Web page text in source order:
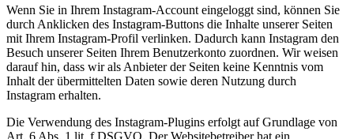
Wenn Sie in Ihrem Instagram-Account eingeloggt sind, können Sie
durch Anklicken des Instagram-Buttons die Inhalte unserer Seiten
mit Ihrem Instagram-Profil verlinken. Dadurch kann Instagram den
Besuch unserer Seiten Ihrem Benutzerkonto zuordnen. Wir weisen
darauf hin, dass wir als Anbieter der Seiten keine Kenntnis vom
Inhalt der übermittelten Daten sowie deren Nutzung durch
Instagram erhalten.
Die Verwendung des Instagram-Plugins erfolgt auf Grundlage von
Art. 6 Abs. 1 lit. f DSGVO. Der Websitebetreiber hat ein